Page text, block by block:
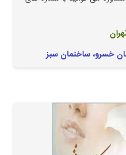
خسرو، ساختمان سبز